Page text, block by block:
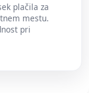
plačila za
mestu.
pri